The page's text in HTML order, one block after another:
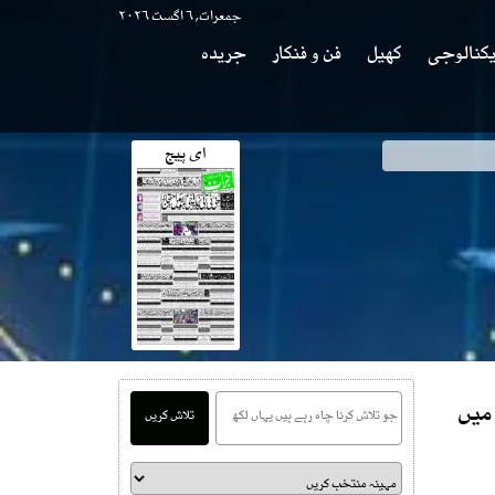
جمعرات, ۶ اگست ۲۰۲۶
کھیل فن و فنکار
جریدہ
ای پیج
تلاش کریں